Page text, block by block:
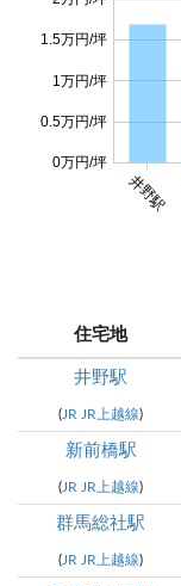
井野駅
0万円/坪
0.5万円/坪
1万円/坪
1.5万円/坪
住宅地
井野駅
(JR JR上越線)
新前橋駅
(JR JR上越線)
群馬総社駅
(JR JR上越線)